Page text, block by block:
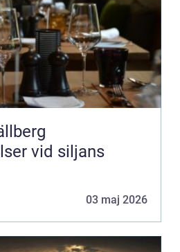
vid siljans
03 maj 2026